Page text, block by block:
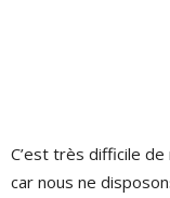
C’est très difficile
car nous ne